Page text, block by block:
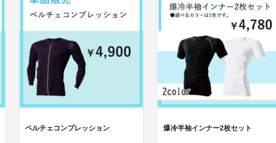
ペルチェコンプレッション 爆冷半袖インナー2枚セット